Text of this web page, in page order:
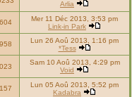
Arlia
Mer 11 Déc 2013, 3:53 pm
Link-in Park
Lun 26 Aoû 2013, 1:16 pm
*Tess
Sam 10 Aoû 2013, 4:29 pm
Void
Lun 05 Aoû 2013, 5:52 pm
Kadabra